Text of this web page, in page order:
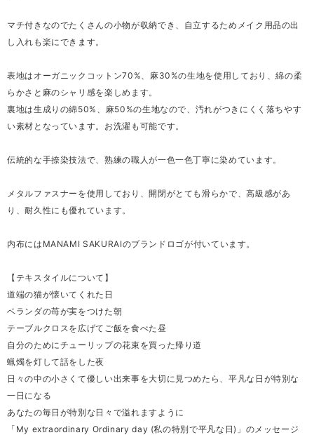
マチ付きなのでたくさんの小物が収納でき、自立するためメイク用品の出
し入れも楽にできます。
表地はオーガニックコットン70%、麻30%の生地を使用しており、綿の柔
らかさと麻のシャリ感を楽しめます。
裏地は生成りの綿50%、麻50%の生地なので、汚れがつきにくく落ちやす
い素材となっています。お洗濯も可能です。
伝統的な手捺染技法で、熟練の職人が一色一色丁寧に染めています。
メタルファスナーを使用しており、開閉がとても滑らかで、高級感があ
り、耐久性にも優れています。
内布にはMANAMI SAKURAIのブランドロゴが付いています。
【テキスタイルについて】
道端の猫が懐いてくれた日
ベランダの苺が実をつけた朝
テーブルクロスを広げてご飯を食べた昼
自分のためにチューリップの花束を買った帰り道
蝋燭を灯して話をした夜
日々の中の小さくて優しい出来事を大切に見つめたら、平凡な日が特別な
一日になる
あなたの毎日が特別な日々で溢れますように
「My extraordinary Ordinary day (私の特別で平凡な日)」のメッセージ